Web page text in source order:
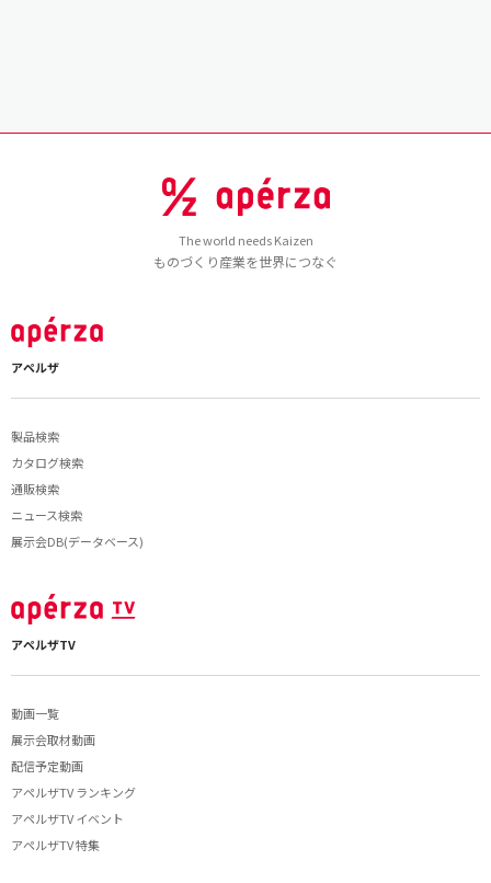
The world needs Kaizen
ものづくり産業を世界につなぐ
アペルザ
製品検索
カタログ検索
通販検索
ニュース検索
展示会DB(データベース)
アペルザTV
動画一覧
展示会取材動画
配信予定動画
アペルザTV ランキング
アペルザTV イベント
アペルザTV 特集